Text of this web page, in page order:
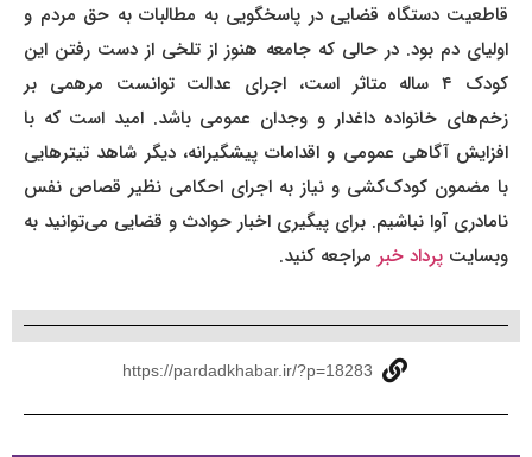
قاطعیت دستگاه قضایی در پاسخگویی به مطالبات به حق مردم و
اولیای دم بود. در حالی که جامعه هنوز از تلخی از دست رفتن این
کودک ۴ ساله متاثر است، اجرای عدالت توانست مرهمی بر
زخم‌های خانواده داغدار و وجدان عمومی باشد. امید است که با
افزایش آگاهی عمومی و اقدامات پیشگیرانه، دیگر شاهد تیترهایی
با مضمون کودک‌کشی و نیاز به اجرای احکامی نظیر قصاص نفس
نامادری آوا نباشیم. برای پیگیری اخبار حوادث و قضایی می‌توانید به
وبسایتپرداد خبرمراجعه کنید.
https://pardadkhabar.ir/?p=18283